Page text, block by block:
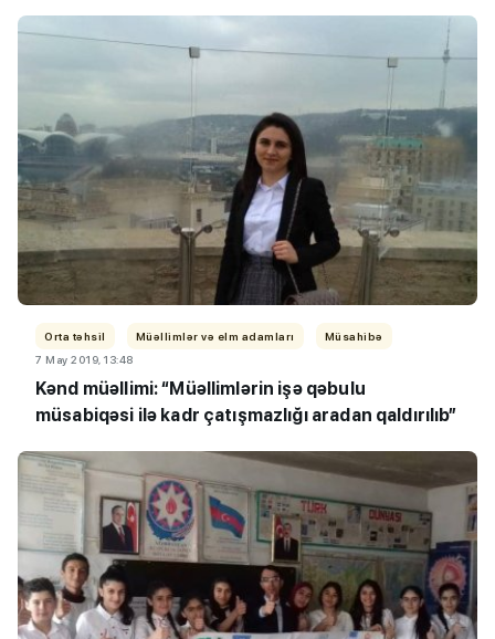
Orta təhsil Müəllimlər və elm adamları
Müsahibə
7 May 2019, 13:48
Kənd müəllimi: “Müəllimlərin işə qəbulu
müsabiqəsi ilə kadr çatışmazlığı aradan qaldırılıb”